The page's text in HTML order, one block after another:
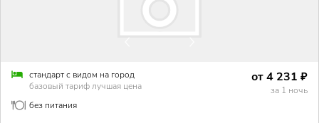
стандарт с видом на город
базовый тариф лучшая цена
без питания
от4 231 ₽
за 1 ночь